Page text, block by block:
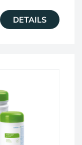
DETAILS